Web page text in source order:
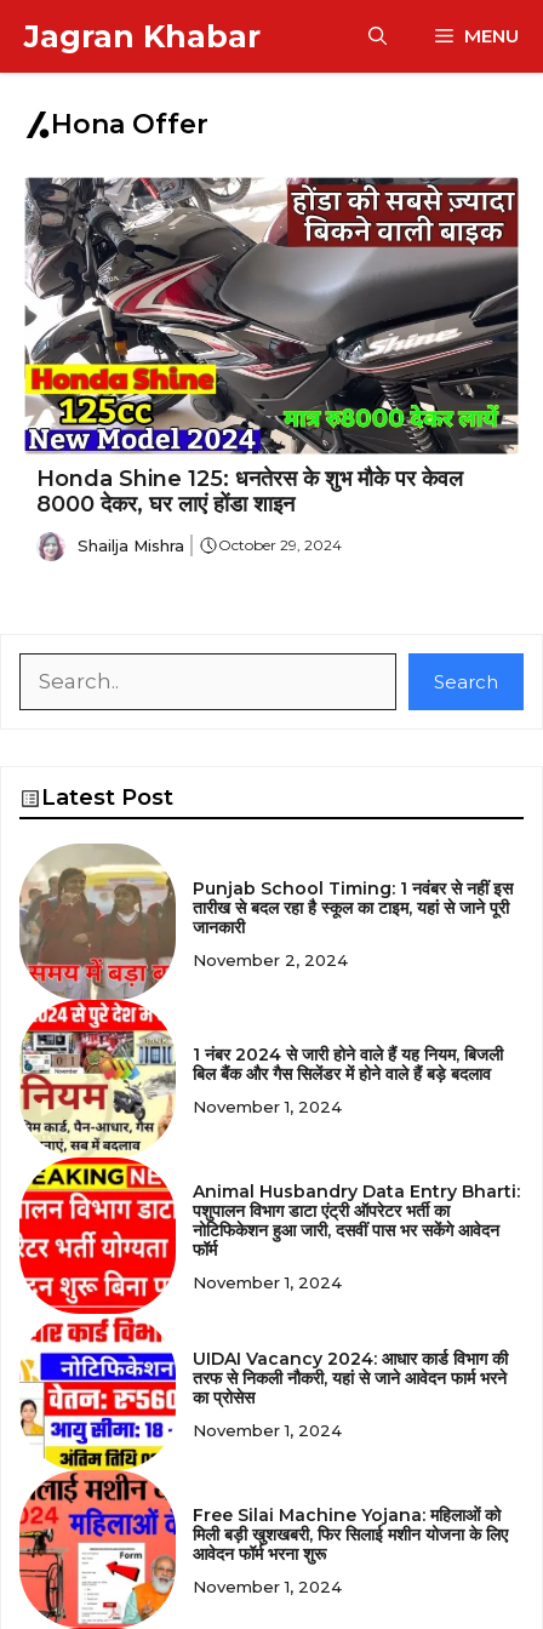
content
Jagran Khabar MENU
Hona Offer
Honda Shine 125: धनतेरस के शुभ मौके पर केवल
₹8000 देकर, घर लाएं होंडा शाइन
Shailja Mishra October 29, 2024
Search
Latest Post
Punjab School Timing: 1 नवंबर से नहीं इस
तारीख से बदल रहा है स्कूल का टाइम, यहां से जाने पूरी
जानकारी
November 2, 2024
1 नंबर 2024 से जारी होने वाले हैं यह नियम, बिजली
बिल बैंक और गैस सिलेंडर में होने वाले हैं बड़े बदलाव
November 1, 2024
Animal Husbandry Data Entry Bharti:
पशुपालन विभाग डाटा एंट्री ऑपरेटर भर्ती का
नोटिफिकेशन हुआ जारी, दसवीं पास भर सकेंगे आवेदन
फॉर्म
November 1, 2024
UIDAI Vacancy 2024: आधार कार्ड विभाग की
तरफ से निकली नौकरी, यहां से जाने आवेदन फार्म भरने
का प्रोसेस
November 1, 2024
Free Silai Machine Yojana: महिलाओं को
मिली बड़ी खुशखबरी, फिर सिलाई मशीन योजना के लिए
आवेदन फॉर्म भरना शुरू
November 1, 2024